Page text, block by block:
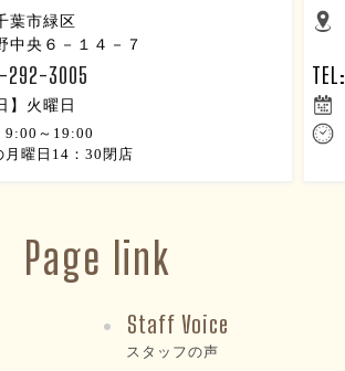
葉市緑区
中央６－１４－７
292-3005
】火曜日
9:00～19:00
曜日14：30閉店
Page link
Staff Voice
スタッフの声